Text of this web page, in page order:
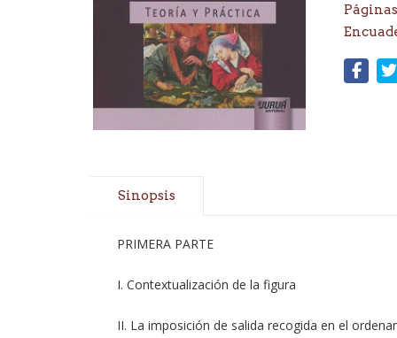
Sinopsis
PRIMERA PARTE
I. Contextualización de la figura
II. La imposición de salida recogida en el